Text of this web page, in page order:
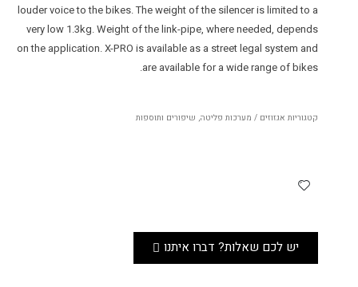
louder voice to the bikes. The weight of the silencer is limited to a
very low 1.3kg. Weight of the link-pipe, where needed, depends
on the application. X-PRO is available as a street legal system and
are available for a wide range of bikes.
קטגוריות אגזוזים / מערכות פליטה, שיפורים ותוספות
יש לכם שאלות? דברו איתנו